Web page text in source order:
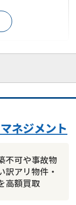
レスポンスが早い
ネジメント
不可や事故物
訳アリ物件・
高額買取